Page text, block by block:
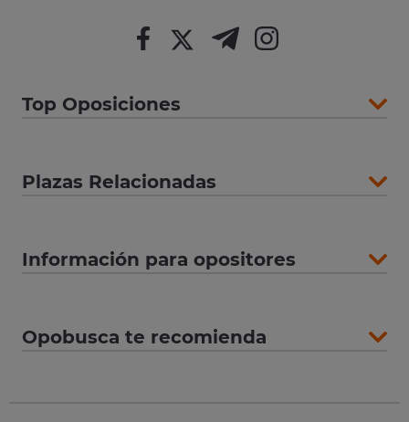
Top Oposiciones
Plazas Relacionadas
Información para opositores
Opobusca te recomienda